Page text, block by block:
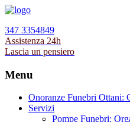
347 3354849
Assistenza 24h
Lascia un pensiero
Menu
Onoranze Funebri Ottani:
Servizi
Pompe Funebri: